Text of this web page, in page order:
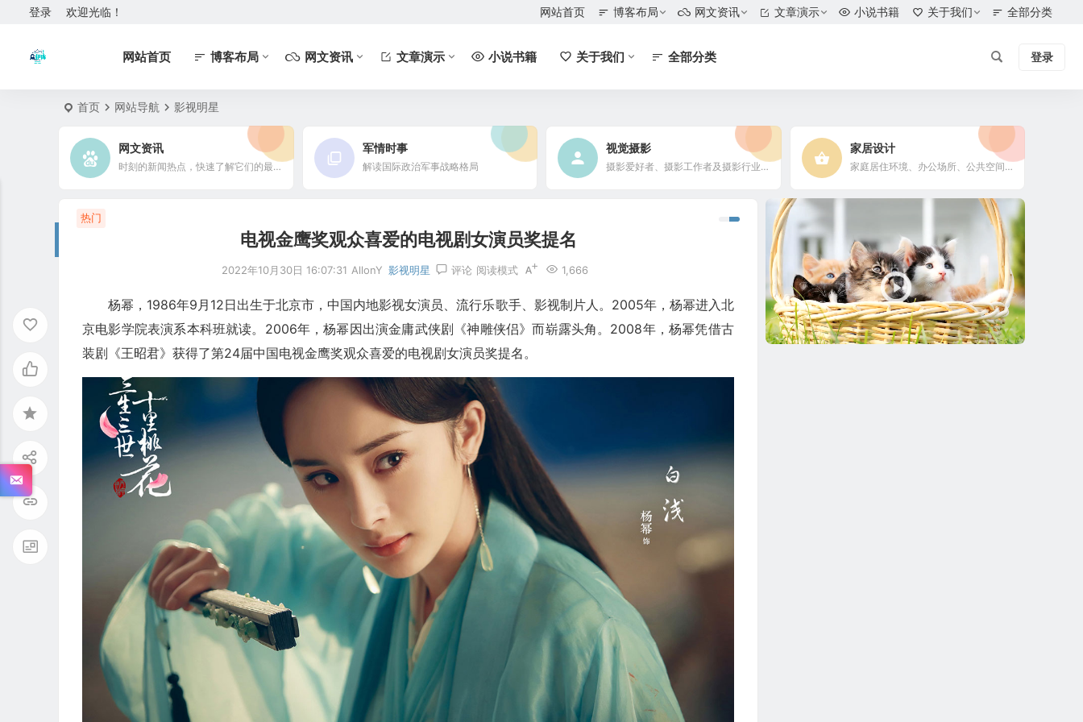
欢迎光临！
登录 网站首页 博客布局 网文资讯 文章演示 小说书籍 关于我们 全部分类
网站首页 博客布局 网文资讯 文章演示 小说书籍 关于我们 全部分类 登录
首页 网站导航 影视明星
网文资讯
时刻的新闻热点，快速了解它们的最新进展
军情时事
解读国际政治军事战略格局
视觉摄影
摄影爱好者、摄影工作者及摄影行业信息
家居设计
家庭居住环境、办公场所、公共空间陈设风格以设计搭配
电视金鹰奖观众喜爱的电视剧女演员奖提名
热门
2022年10月30日 16:07:31 AllonY 影视明星 评论 1,666
阅读模式
杨幂，1986年9月12日出生于北京市，中国内地影视女演员、流行乐歌手、影视制片人。2005年，杨幂进入北
京电影学院表演系本科班就读。2006年，杨幂因出演金庸武侠剧《神雕侠侣》而崭露头角。2008年，杨幂凭借古
装剧《王昭君》获得了第24届中国电视金鹰奖观众喜爱的电视剧女演员奖提名。
频
播
放
器